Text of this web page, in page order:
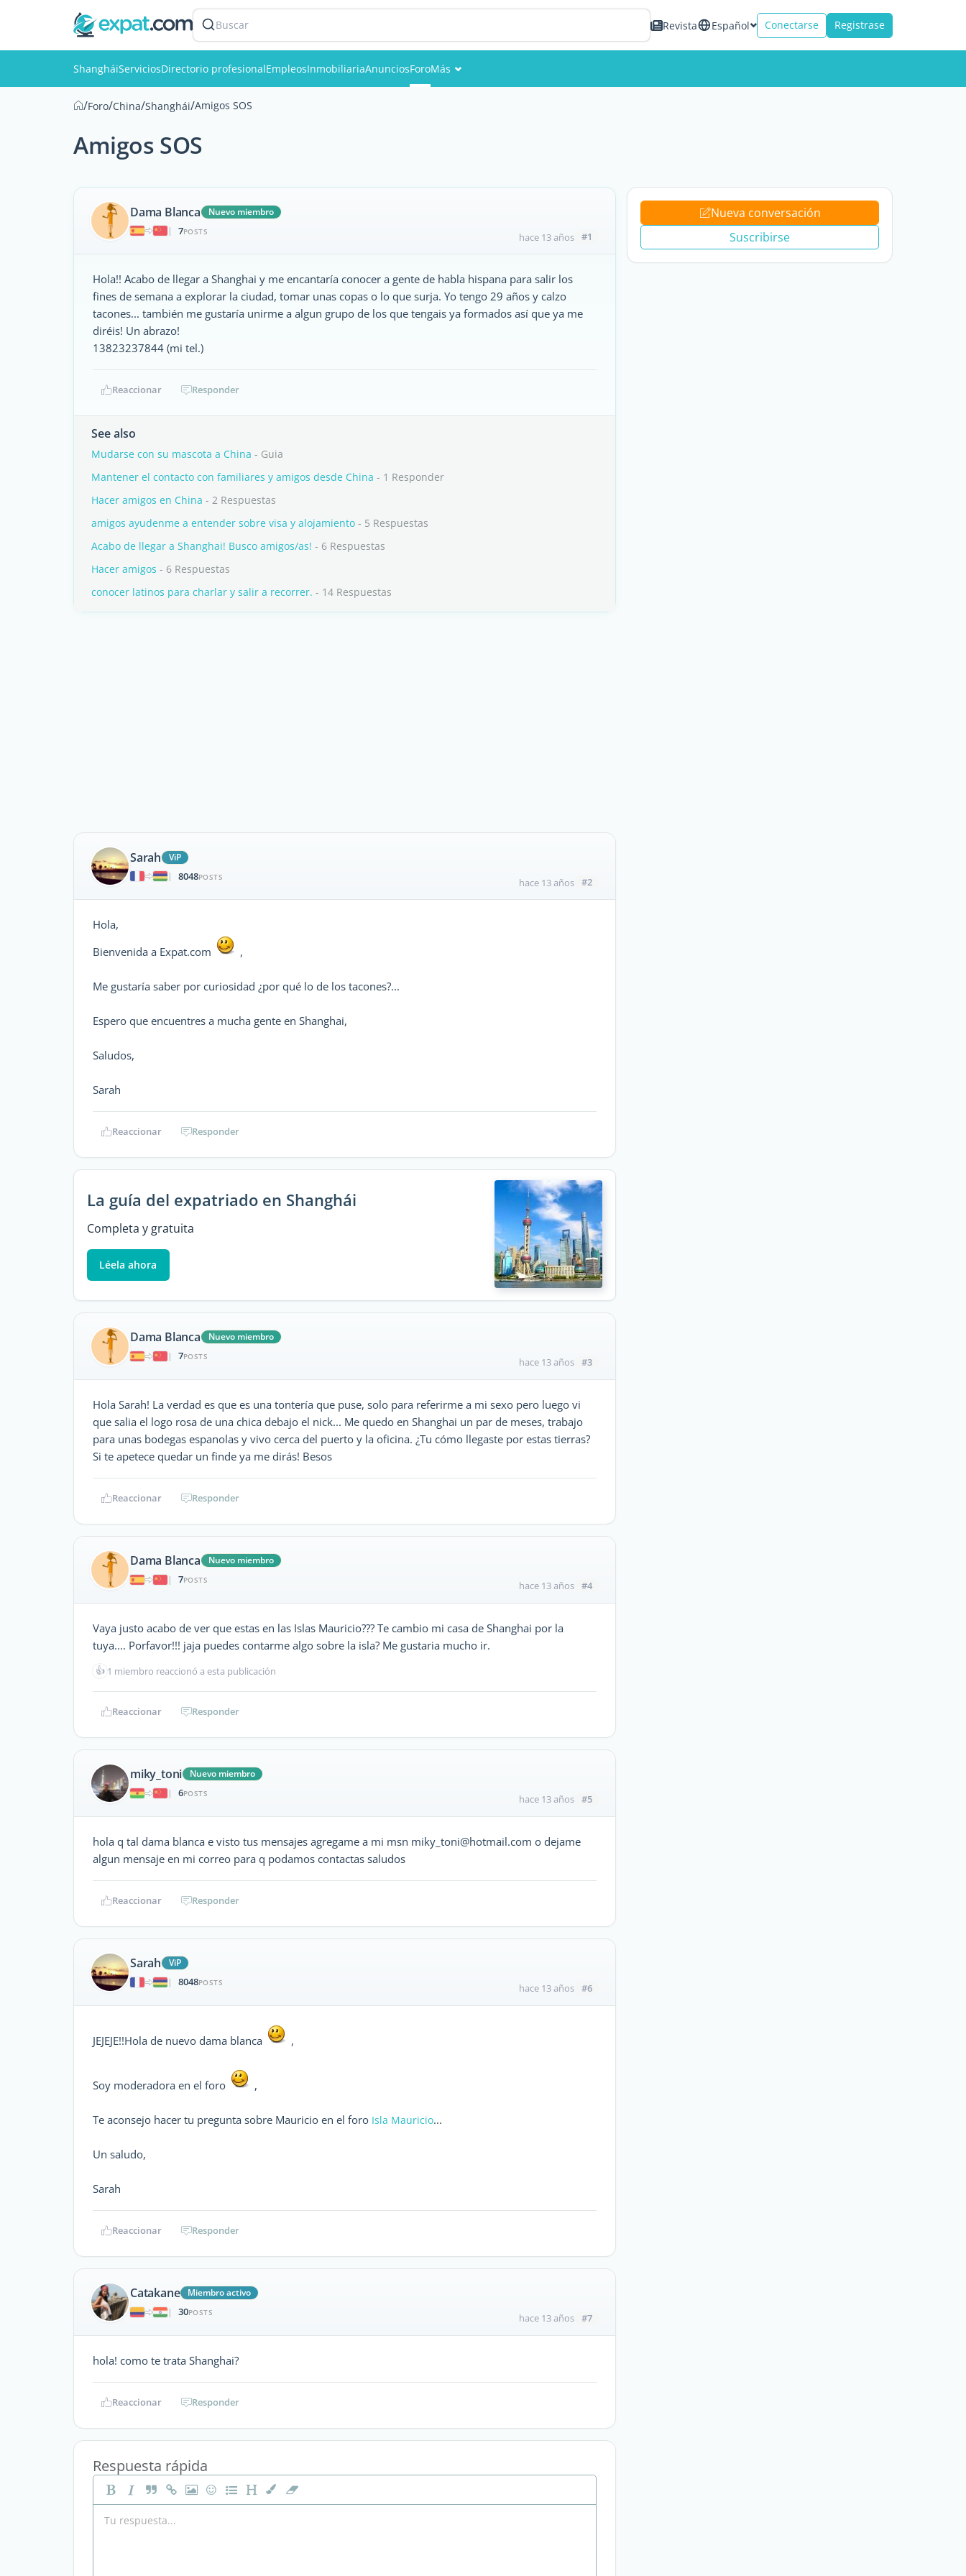
Buscar Revista Español Conectarse Registrase
ShangháiServiciosDirectorio profesionalEmpleosInmobiliariaAnunciosForoMás
/Foro/China/Shanghái/Amigos SOS
Amigos SOS
Dama Blanca
Nuevo miembro
|
7POSTS hace 13 años #1
Hola!! Acabo de llegar a Shanghai y me encantaría conocer a gente de habla hispana para salir los
fines de semana a explorar la ciudad, tomar unas copas o lo que surja. Yo tengo 29 años y calzo
tacones... también me gustaría unirme a algun grupo de los que tengais ya formados así que ya me
diréis! Un abrazo!
13823237844 (mi tel.)
Reaccionar Responder
See also
Mudarse con su mascota a China - Guia
Mantener el contacto con familiares y amigos desde China - 1 Responder
Hacer amigos en China - 2 Respuestas
amigos ayudenme a entender sobre visa y alojamiento - 5 Respuestas
Acabo de llegar a Shanghai! Busco amigos/as! - 6 Respuestas
Hacer amigos - 6 Respuestas
conocer latinos para charlar y salir a recorrer. - 14 Respuestas
Sarah
ViP
|
8048POSTS hace 13 años #2
Hola,
Bienvenida a Expat.com
,
Me gustaría saber por curiosidad ¿por qué lo de los tacones?...
Espero que encuentres a mucha gente en Shanghai,
Saludos,
Sarah
Reaccionar Responder
La guía del expatriado en Shanghái
Completa y gratuita
Léela ahora
Dama Blanca
Nuevo miembro
|
7POSTS hace 13 años #3
Hola Sarah! La verdad es que es una tontería que puse, solo para referirme a mi sexo pero luego vi
que salia el logo rosa de una chica debajo el nick... Me quedo en Shanghai un par de meses, trabajo
para unas bodegas espanolas y vivo cerca del puerto y la oficina. ¿Tu cómo llegaste por estas tierras?
Si te apetece quedar un finde ya me dirás! Besos
Reaccionar Responder
Dama Blanca
Nuevo miembro
|
7POSTS hace 13 años #4
Vaya justo acabo de ver que estas en las Islas Mauricio??? Te cambio mi casa de Shanghai por la
tuya.... Porfavor!!! jaja puedes contarme algo sobre la isla? Me gustaria mucho ir.
👍 1 miembro reaccionó a esta publicación
Reaccionar Responder
miky_toni
Nuevo miembro
|
6POSTS hace 13 años #5
hola q tal dama blanca e visto tus mensajes agregame a mi msn miky_toni@hotmail.com o dejame
algun mensaje en mi correo para q podamos contactas saludos
Reaccionar Responder
Sarah
ViP
|
8048POSTS hace 13 años #6
JEJEJE!!Hola de nuevo dama blanca ,
Soy moderadora en el foro ,
Te aconsejo hacer tu pregunta sobre Mauricio en el foro Isla Mauricio...
Un saludo,
Sarah
Reaccionar Responder
Catakane
Miembro activo
|
30POSTS hace 13 años #7
hola! como te trata Shanghai?
Reaccionar Responder
Respuesta rápida
Nueva conversación
Suscribirse